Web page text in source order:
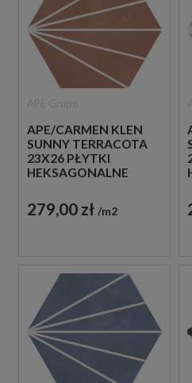
APE/CARMEN KLEN
SUNNY TERRACOTA
23X26 PŁYTKI
HEKSAGONALNE
GRESOWE
279,00 zł m2